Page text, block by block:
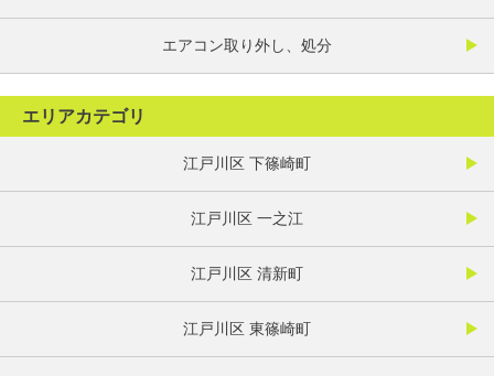
エアコン取り外し、処分
エリアカテゴリ
江戸川区 下篠崎町
江戸川区 一之江
江戸川区 清新町
江戸川区 東篠崎町